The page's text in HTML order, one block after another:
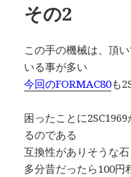
その2
この手の機械は、頂
いる事が多い
今回のFORMAC80も
困ったことに
るのである
互換性がありそうな
多分昔だったら100円